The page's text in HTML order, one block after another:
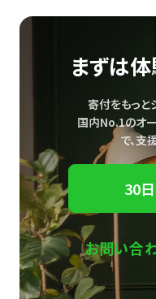
まずは体
寄付をもっと
国内No.1のオ
で、支
30
お問い合